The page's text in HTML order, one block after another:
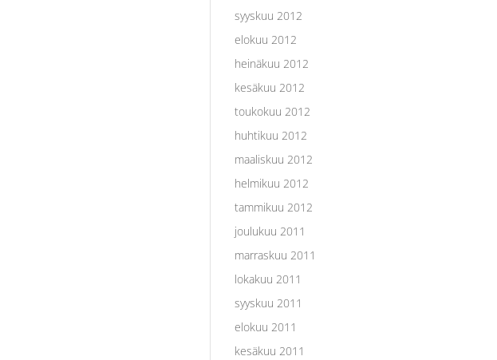
syyskuu 2012
elokuu 2012
heinäkuu 2012
kesäkuu 2012
toukokuu 2012
huhtikuu 2012
maaliskuu 2012
helmikuu 2012
tammikuu 2012
joulukuu 2011
marraskuu 2011
lokakuu 2011
syyskuu 2011
elokuu 2011
kesäkuu 2011